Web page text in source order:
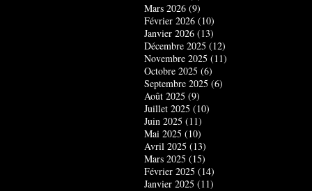
Mars 2026 (9)
Février 2026 (10)
Janvier 2026 (13)
Décembre 2025 (12)
Novembre 2025 (11)
Octobre 2025 (6)
Septembre 2025 (6)
Août 2025 (9)
Juillet 2025 (10)
Juin 2025 (11)
Mai 2025 (10)
Avril 2025 (13)
Mars 2025 (15)
Février 2025 (14)
Janvier 2025 (11)